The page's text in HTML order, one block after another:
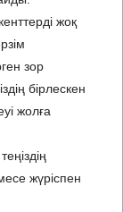
жоқ
зор
бірлескен
жолға
жүріспен